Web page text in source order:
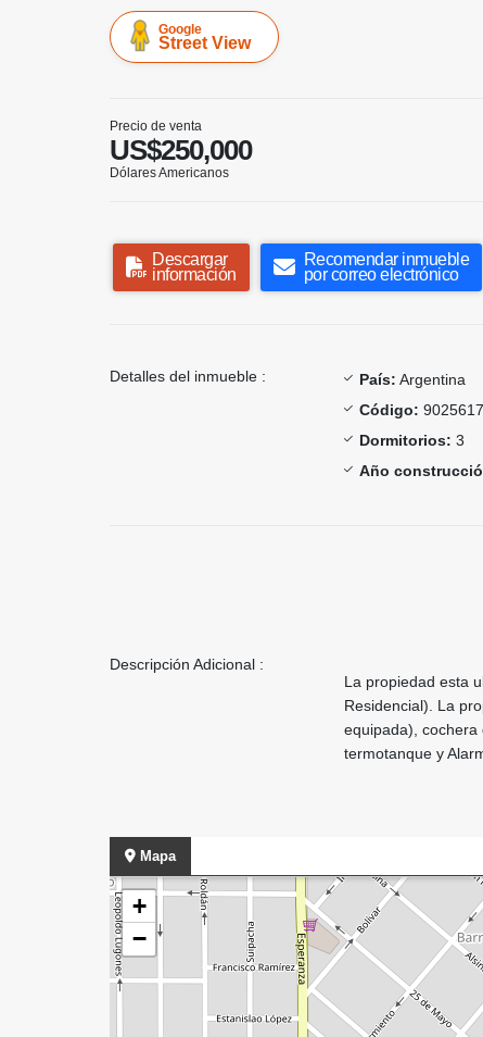
Google
Street View
Precio de venta
US$250,000
Dólares Americanos
Descargar
información
Recomendar inmueble
por correo electrónico
Detalles del inmueble : País: Argentina
Código: 9025617
Dormitorios: 3
Año
Descripción Adicional :
La propiedad esta
Residencial). La
equipada), cochera
termotanque y
Mapa
+
−